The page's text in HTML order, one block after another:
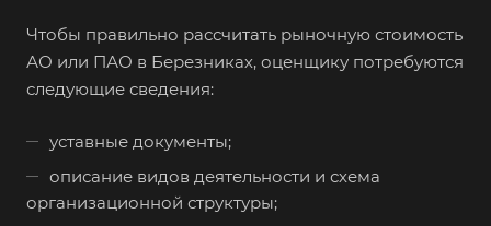
Чтобы правильно рассчитать рыночную стоимость
АО или ПАО в Березниках, оценщику потребуются
следующие сведения:
уставные документы;
описание видов деятельности и схема
организационной структуры;
Белогорск
Белорецк
Белоярский
Бердск